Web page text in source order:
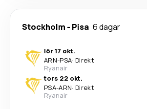
Stockholm - Pisa 6 dagar
lör 17 okt.
ARN-PSA· Direkt
Ryanair
tors 22 okt.
PSA-ARN· Direkt
Ryanair